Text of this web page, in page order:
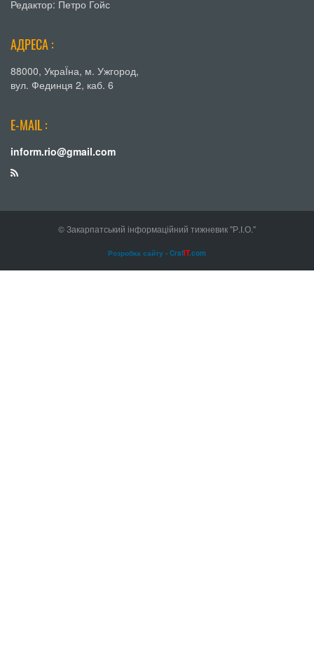
Редактор: Петро Гойс
АДРЕСА :
88000, УкраЇна, м. Ужгород,
вул. Фединця 2, каб. 6
E-MAIL :
inform.rio@gmail.com
© Закарпатський інформаційний тижневик "Р.І.О."
Розробка сайту - CrafIT.com